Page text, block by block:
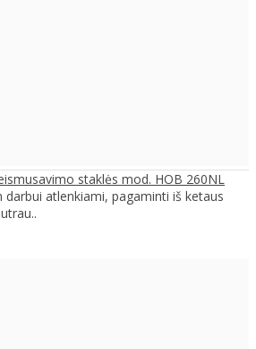
staklės mod. HOB 260NL
darbui atlenkiami, pagaminti iš ketaus